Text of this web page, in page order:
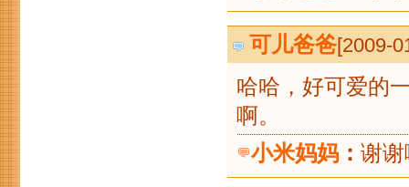
可儿爸爸[2009-
哈哈，好可爱的
小米妈妈 ：谢